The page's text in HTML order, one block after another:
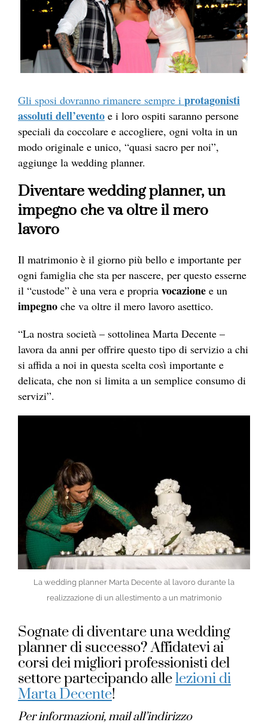
Gli sposi dovranno rimanere sempre i protagonisti
assoluti dell’evento e i loro ospiti saranno persone
speciali da coccolare e accogliere, ogni volta in un
modo originale e unico, “quasi sacro per noi”,
aggiunge la wedding planner.
Diventare wedding planner, un
impegno che va oltre il mero
lavoro
Il matrimonio è il giorno più bello e importante per
ogni famiglia che sta per nascere, per questo esserne
il “custode” è una vera e propria vocazione e un
impegno che va oltre il mero lavoro asettico.
“La nostra società – sottolinea Marta Decente –
lavora da anni per offrire questo tipo di servizio a chi
si affida a noi in questa scelta così importante e
delicata, che non si limita a un semplice consumo di
servizi”.
La wedding planner Marta Decente al lavoro durante la
realizzazione di un allestimento a un matrimonio
Sognate di diventare una wedding
planner di successo? Affidatevi ai
corsi dei migliori professionisti del
settore partecipando allelezioni di
Marta Decente!
Per informazioni, mail all’indirizzo